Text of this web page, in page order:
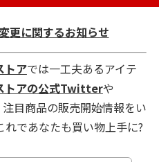
更に関するお知らせ
トアでは一工夫あるアイテ
トアの公式Twitterや
目商品の販売開始情報をい
であなたも買い物上手に?